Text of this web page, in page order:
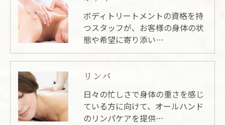
ボディトリートメントの資格を持
つスタッフが、お客様の身体の状
態や希望に寄り添い…
リンパ
日々の忙しさで身体の重さを感じ
ている方に向けて、オールハンド
のリンパケアを提供…